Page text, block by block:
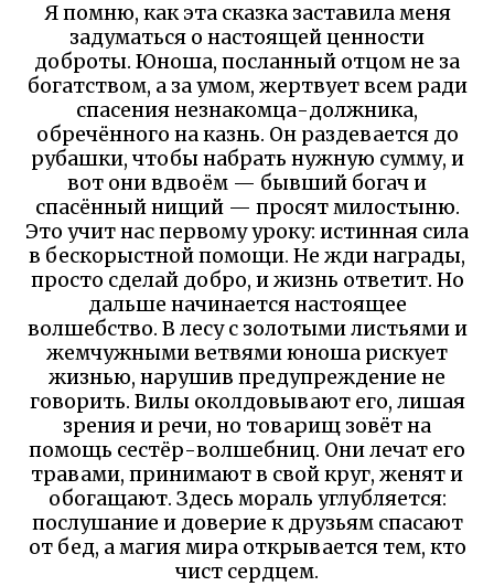
Я помню, как эта сказка заставила меня
задуматься о настоящей ценности
доброты. Юноша, посланный отцом не за
богатством, а за умом, жертвует всем ради
спасения незнакомца-должника,
обречённого на казнь. Он раздевается до
рубашки, чтобы набрать нужную сумму, и
вот они вдвоём — бывший богач и
спасённый нищий — просят милостыню.
Это учит нас первому уроку: истинная сила
в бескорыстной помощи. Не жди награды,
просто сделай добро, и жизнь ответит. Но
дальше начинается настоящее
волшебство. В лесу с золотыми листьями и
жемчужными ветвями юноша рискует
жизнью, нарушив предупреждение не
говорить. Вилы околдовывают его, лишая
зрения и речи, но товарищ зовёт на
помощь сестёр-волшебниц. Они лечат его
травами, принимают в свой круг, женят и
обогащают. Здесь мораль углубляется:
послушание и доверие к друзьям спасают
от бед, а магия мира открывается тем, кто
чист сердцем.